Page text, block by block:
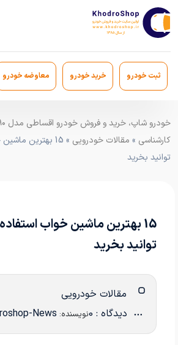
ثبت خودرو خرید خودرو معاوضه خودرو
کارشناسی » مقالات خودرویی
» 15 بهترین
توانید بخرید
15 بهترین ماشین خواب
توانید بخرید
مقالات خودرویی
دیدگاه : 0 نویسنده: News